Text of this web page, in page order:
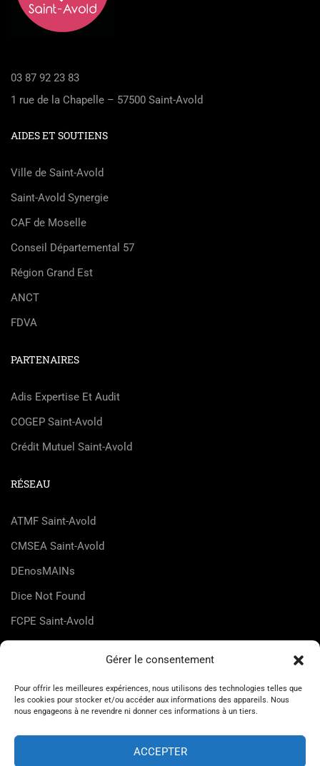
Gérer le consentement
Pour offrir les meilleures expériences, nous utilisons des technologies telles que
les cookies pour stocker et/ou accéder aux informations des appareils. Nous
nous engageons à ne revendre ni donner ces informations à un tiers.
ACCEPTER
03 87 92 23 83
1 rue de la Chapelle – 57500 Saint-Avold
AIDES ET SOUTIENS
Ville de Saint-Avold
Saint-Avold Synergie
CAF de Moselle
Conseil Départemental 57
Région Grand Est
ANCT
FDVA
PARTENAIRES
Adis Expertise Et Audit
COGEP Saint-Avold
Crédit Mutuel Saint-Avold
RÉSEAU
ATMF Saint-Avold
CMSEA Saint-Avold
DEnosMAINs
Dice Not Found
FCPE Saint-Avold
UDMJC Moselle
© Maison des Jeunes et de la Culture de Saint-Avold 2026